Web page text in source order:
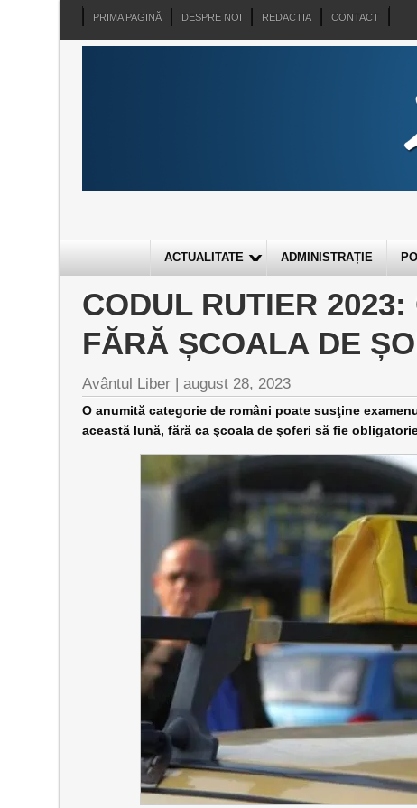
PRIMA PAGINĂ DESPRE NOI REDACTIA CONTACT
ACTUALITATE ADMINISTRAȚIE
CODUL RUTIER
FĂRĂ ȘCOALA DE
Avântul Liber |august 28, 2023
O anumită categorie de români poate susţine
această lună, fără ca şcoala de şoferi să fie